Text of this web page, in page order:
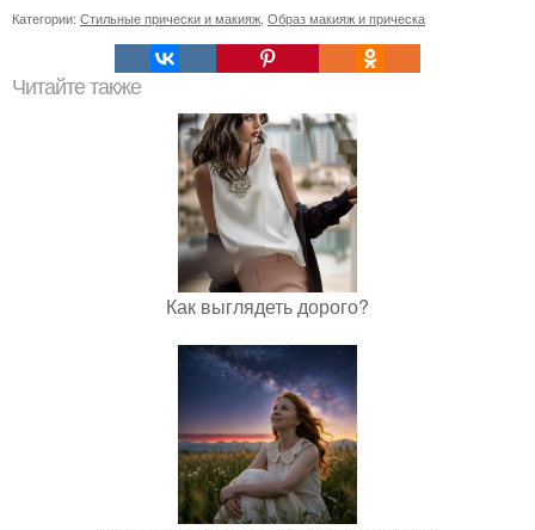
Категории: Стильные прически и макияж Образ макияж и прическа
Читайте также
Как выглядеть дорого?